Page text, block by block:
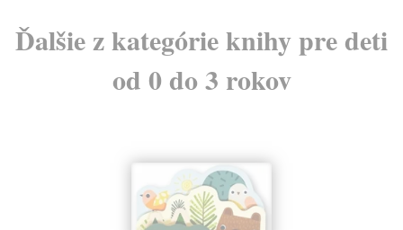
Ďalšie z kategórie knihy pre deti
od 0 do 3 rokov